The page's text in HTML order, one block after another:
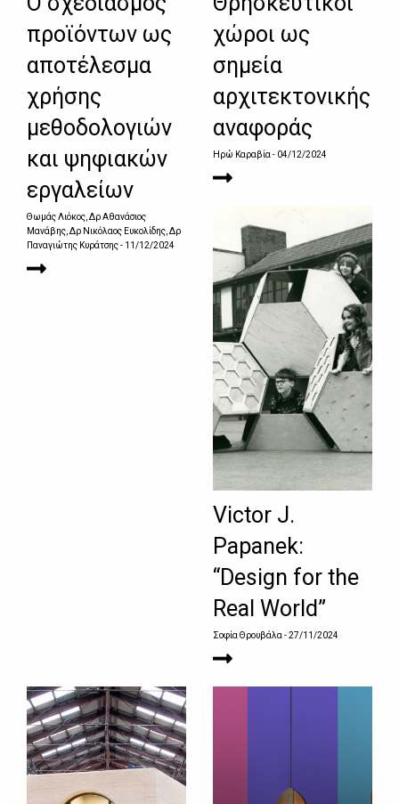
προϊόντων ως
αποτέλεσμα
χρήσης
μεθοδολογιών
και ψηφιακών
εργαλείων
Θωμάς Λιόκος, Δρ Αθανάσιος
Μανάβης, Δρ Νικόλαος Ευκολίδης, Δρ
Παναγιώτης Κυράτσης- 11/12/2024
χώροι ως
σημεία
αρχιτεκτονικής
αναφοράς
Ηρώ Καραβία- 04/12/2024
Victor J.
Papanek:
“Design for the
Real World”
Σοφία Θρουβάλα- 27/11/2024